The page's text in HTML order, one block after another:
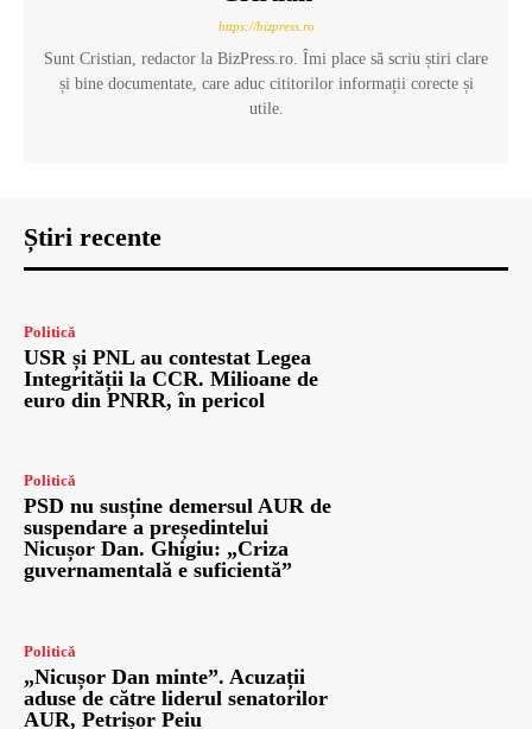
https://bizpress.ro
Sunt Cristian, redactor la BizPress.ro. Îmi place să scriu știri clare
și bine documentate, care aduc cititorilor informații corecte și
utile.
Știri recente
Politică
USR și PNL au contestat Legea
Integrității la CCR. Milioane de
euro din PNRR, în pericol
Politică
PSD nu susține demersul AUR de
suspendare a președintelui
Nicușor Dan. Ghigiu: „Criza
guvernamentală e suficientă”
Politică
„Nicușor Dan minte”. Acuzații
aduse de către liderul senatorilor
AUR, Petrișor Peiu